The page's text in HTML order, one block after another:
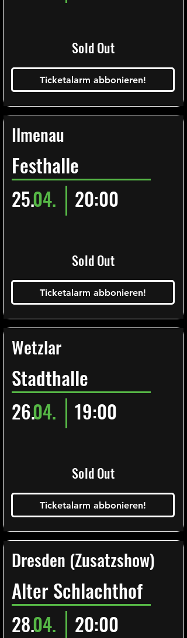
Sold Out
Ticketalarm abbonieren!
Ilmenau
Festhalle
25.04. 20:00
Sold Out
Ticketalarm abbonieren!
Wetzlar
Stadthalle
26.04. 19:00
Sold Out
Ticketalarm abbonieren!
Dresden (Zusatzshow)
Alter Schlachthof
28.04. 20:00